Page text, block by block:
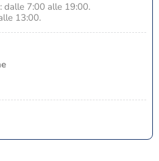
dalle 7:00 alle 19:00.
13:00.